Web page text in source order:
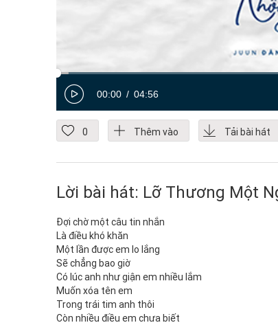
00:00 04:56
0 Thêm vào Tải bài hát
Lời bài hát: Lỡ Thương Một
Đợi chờ một câu tin nhắn
Là điều khó khăn
Một lần được em lo lắng
Sẽ chẳng bao giờ
Có lúc anh như giận em nhiều lắm
Muốn xóa tên em
Trong trái tim anh thôi
Còn nhiều điều em chưa biết